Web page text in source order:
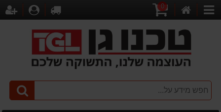
קטגוריות
הבית
0
לקופה